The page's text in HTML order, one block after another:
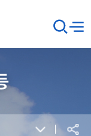
검
색
창
메뉴
공유